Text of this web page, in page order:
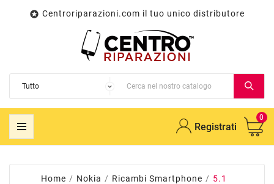
 Centroriparazioni.com il tuo unico distributore
Registrati
0
Home Nokia Ricambi Smartphone 5.1